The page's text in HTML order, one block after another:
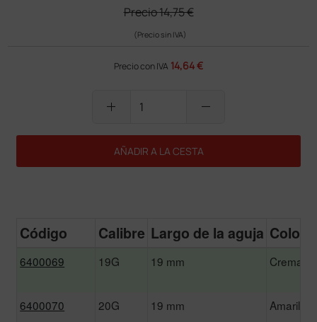
Precio14,75 €
(Precio sin IVA)
Precio con IVA 14,64 €
add remove
AÑADIR A LA CESTA
Código Calibre Largo de la aguja Color
6400069 19G 19 mm Crema
6400070 20G 19 mm Amarillo